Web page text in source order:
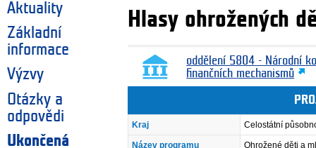
Aktuality
Základní
informace
Výzvy
Otázky a
odpovědi
Ukončená
Hlasy ohrožených
oddělení 5804 - Národní
finančních mechanismů
Kraj Celostátní
Název programu Ohrožené děti a